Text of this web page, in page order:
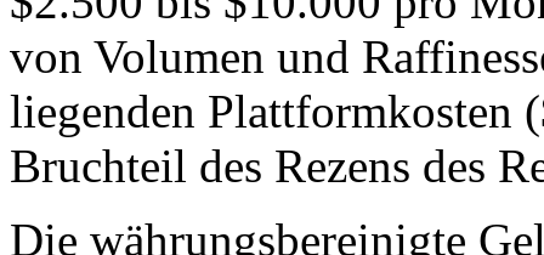
von Volumen und
liegenden Plattformkosten
Bruchteil des Rezens des
Die währungsbereinigte